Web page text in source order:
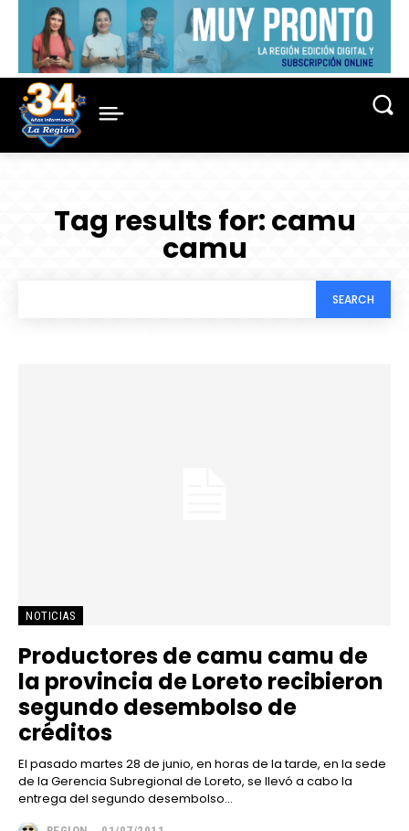
Tag results for:camu
camu
SEARCH
NOTICIAS
Productores de camu camu de
la provincia de Loreto recibieron
segundo desembolso de
créditos
El pasado martes 28 de junio, en horas de la tarde, en la sede
de la Gerencia Subregional de Loreto, se llevó a cabo la
entrega del segundo desembolso...